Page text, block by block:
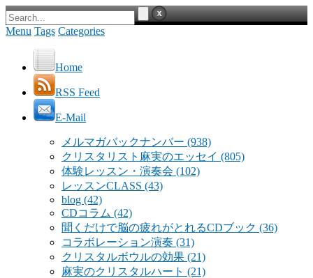
Menu Tags Categories
Home
RSS Feed
E-Mail
メルマガバックナンバー (938)
クリスタリスト麻実のエッセイ (805)
体験レッスン・演奏会 (102)
レッスンCLASS (43)
blog (42)
CDコラム (42)
聞くだけで脳の疲れがとれるCDブック (36)
コラボレーション演奏 (31)
クリスタルボウルの効果 (21)
麻実のクリスタルハート (21)